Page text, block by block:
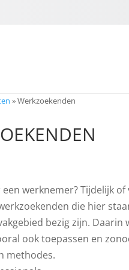
»Werkzoekenden
een werknemer? Tijdelijk
die hier
bezig zijn.
ook toepassen en
methodes.